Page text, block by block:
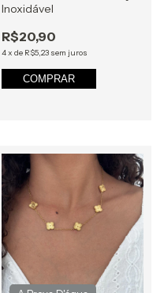
Inoxidável
R$20,90
4x de R$5,23 sem juros
COMPRAR